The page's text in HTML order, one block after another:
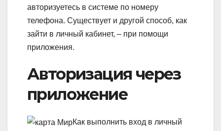
авторизуетесь в системе по номеру
телефона. Существует и другой способ, как
зайти в личный кабинет, – при помощи
приложения.
Авторизация через
приложение
Как выполнить вход в личный